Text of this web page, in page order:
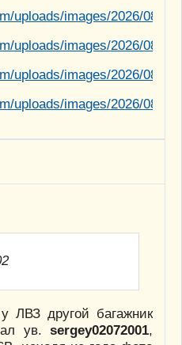
ЛВЗ другой багажник
ув.sergey02072001,